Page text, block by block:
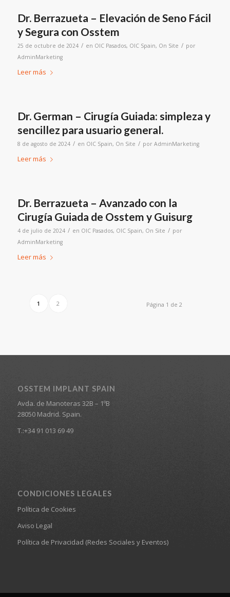
Dr. Berrazueta – Elevación de Seno Fácil
y Segura con Osstem
25 de octubre de 2024 / en OIC Pasados, OIC Spain, On Site / por
AdminMarketing
Leer más
Dr. German – Cirugía Guiada: simpleza y
sencillez para usuario general.
8 de agosto de 2024 / en OIC Spain, On Site / por AdminMarketing
Leer más
Dr. Berrazueta – Avanzado con la
Cirugía Guiada de Osstem y Guisurg
4 de julio de 2024 / en OIC Pasados, OIC Spain, On Site / por
AdminMarketing
Leer más
Página 1 de 2
1 2
OSSTEM IMPLANT SPAIN
Avda. de Manoteras 32B – 1ºB
28050 Madrid. Spain.
T.:+34 91 013 69 49
CONDICIONES LEGALES
Política de Cookies
Aviso Legal
Política de Privacidad (Redes Sociales y Eventos)